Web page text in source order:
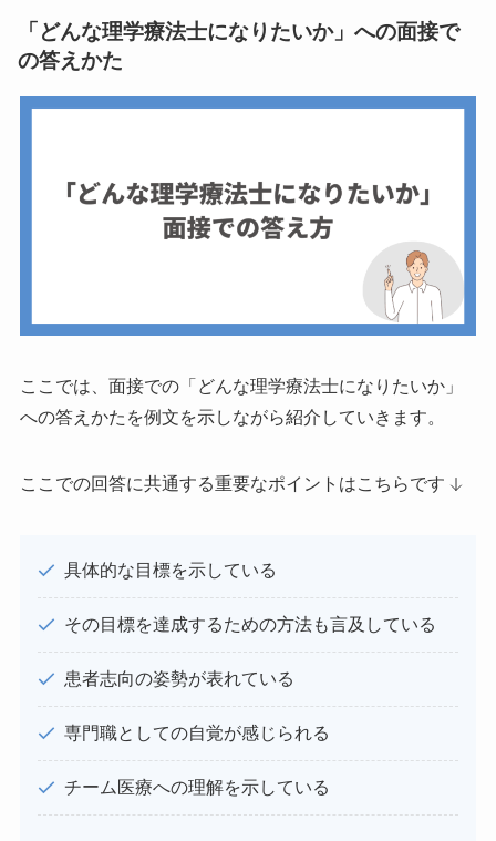
「どんな理学療法士になりたいか」への面接で
の答えかた
ここでは、面接での「どんな理学療法士になりたいか」
への答えかたを例文を示しながら紹介していきます。
ここでの回答に共通する重要なポイントはこちらです
具体的な目標を示している
その目標を達成するための方法も言及している
患者志向の姿勢が表れている
専門職としての自覚が感じられる
チーム医療への理解を示している